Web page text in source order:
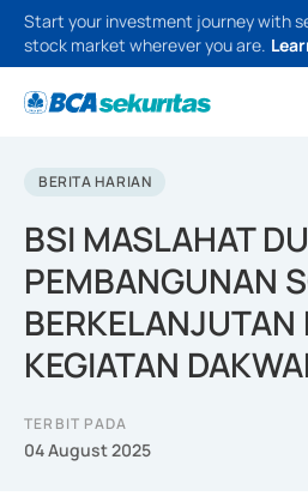
Start your investment journey with
stock market wherever you are.
BERITA HARIAN
BSI MASLAHAT
PEMBANGUNAN
BERKELANJUTAN
KEGIATAN
TERBIT PADA
04 August 2025